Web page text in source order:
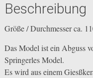
Beschreibung
Größe / Durchmesser ca.
Das Model ist ein Abguss
Springerles Model.
Es wird aus einem